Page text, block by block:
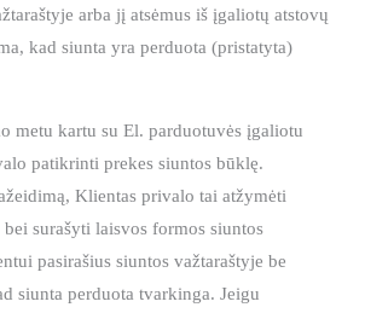
arba jį atsėmus iš įgaliotų atstovų
kad siunta yra perduota (pristatyta)
metu kartu su El. parduotuvės įgaliotu
patikrinti prekes siuntos būklę.
Klientas privalo tai atžymėti
surašyti laisvos formos siuntos
pasirašius siuntos važtaraštyje be
siunta perduota tvarkinga. Jeigu